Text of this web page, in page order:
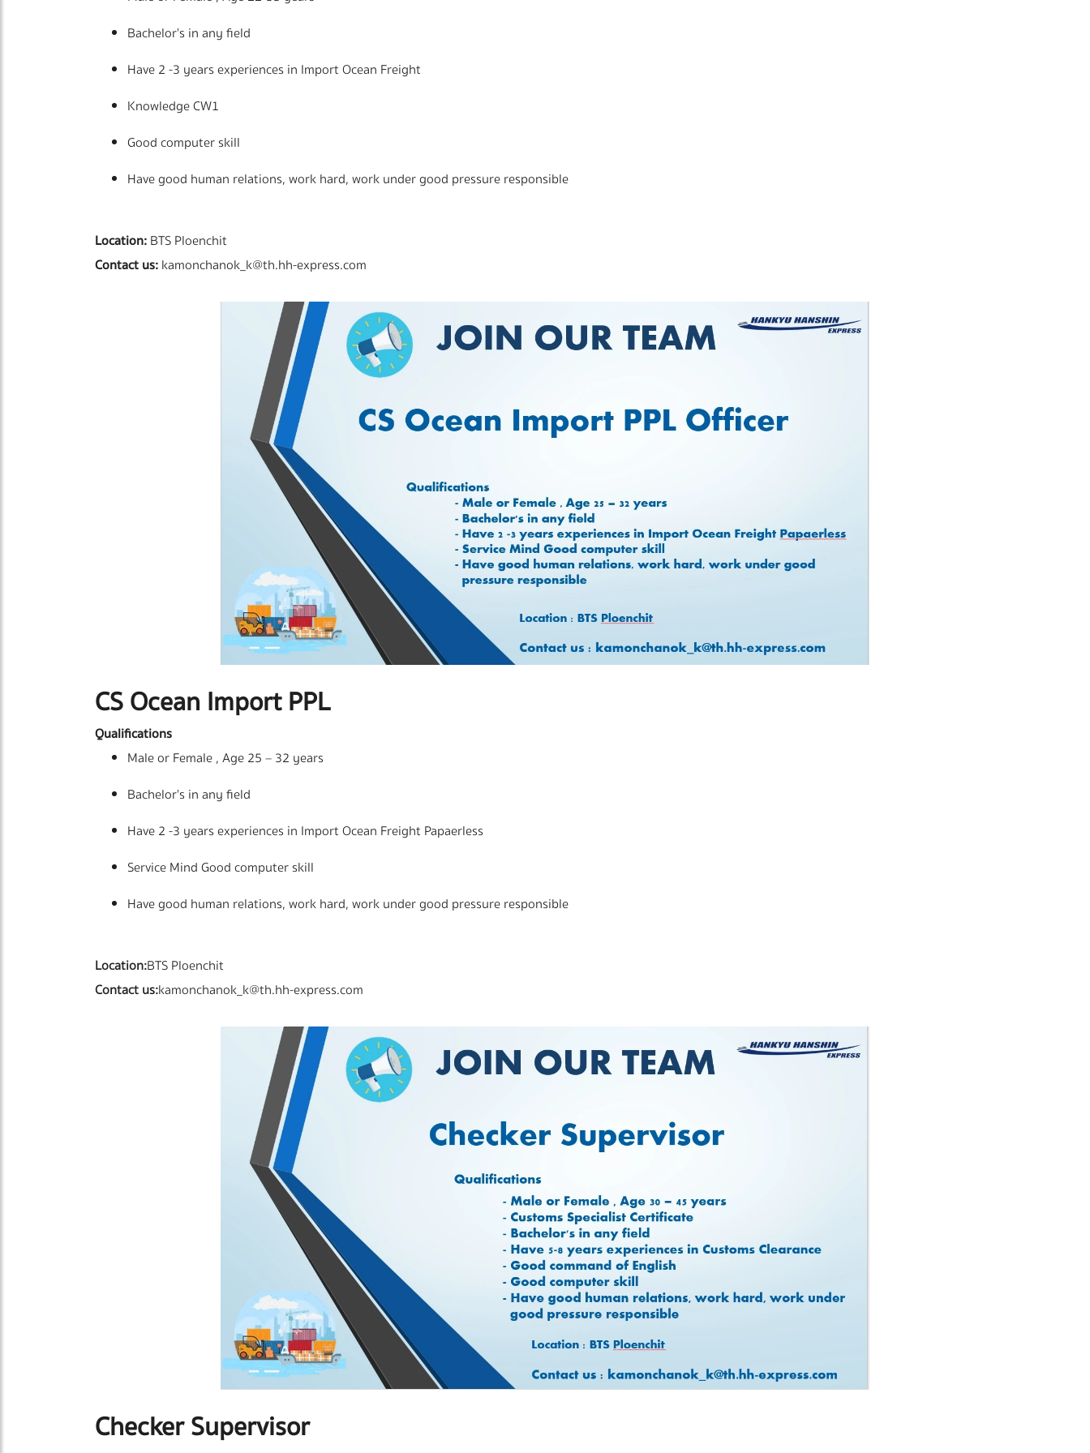
Bachelor's in any field
Have 2 -3 years experiences in Import Ocean Freight
Knowledge CW1
Good computer skill
Have good human relations, work hard, work under good pressure responsible
Location:BTS Ploenchit
Contact us:kamonchanok_k@th.hh-express.com
CS Ocean Import PPL
Qualifications
Male or Female , Age 25 – 32 years
Bachelor's in any field
Have 2 -3 years experiences in Import Ocean Freight Papaerless
Service Mind Good computer skill
Have good human relations, work hard, work under good pressure responsible
Location:BTS Ploenchit
Contact us:kamonchanok_k@th.hh-express.com
Checker Supervisor